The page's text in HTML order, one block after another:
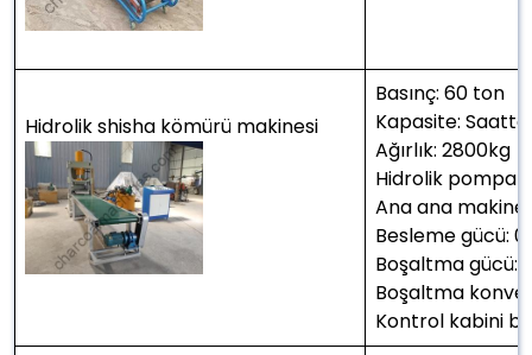
Hidrolik shisha kömürü makinesi
Basınç: 60 ton
Kapasite:
Ağırlık: 2800kg
Hidrolik pompa
Ana ana makine
Besleme gücü:
Boşaltma gücü:
Boşaltma
Kontrol kabini